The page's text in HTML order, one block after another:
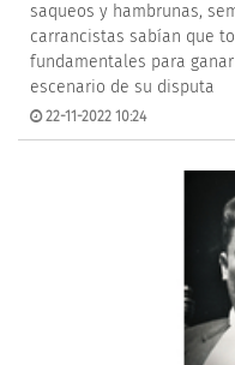
saqueos y hambrunas,
carrancistas sabían que
fundamentales para
escenario de su disputa
22-11-2022 10:24